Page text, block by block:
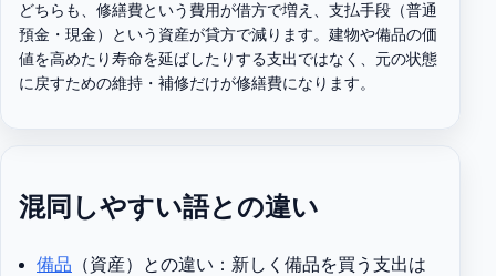
どちらも、修繕費という費用が借方で増え、支払手段（普通
預金・現金）という資産が貸方で減ります。建物や備品の価
値を高めたり寿命を延ばしたりする支出ではなく、元の状態
に戻すための維持・補修だけが修繕費になります。
混同しやすい語との違い
備品 （資産）との違い：新しく備品を買う支出は